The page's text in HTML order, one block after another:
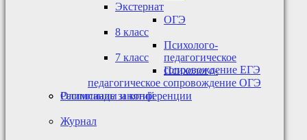
Экстернат
8 класс
7 класс
ОГЭ
Психолого-
педагогическое
сопровождение ЕГЭ
Психолого-
педагогическое сопровождение ОГЭ
Олимпиады и конференции
Расписание занятий
Журнал